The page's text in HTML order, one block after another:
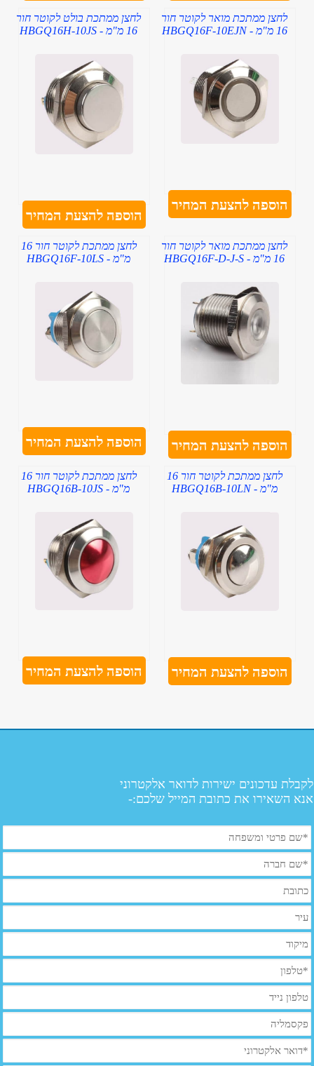
לחצן ממתכת מואר לקוטר חור
16 מ"מ - HBGQ16F-10EJN
הוספה להצעת המחיר
לחצן ממתכת בולט לקוטר חור
16 מ"מ - HBGQ16H-10JS
הוספה להצעת המחיר
לחצן ממתכת מואר לקוטר חור
16 מ"מ - HBGQ16F-D-J-S
הוספה להצעת המחיר
לחצן ממתכת לקוטר חור 16
מ"מ - HBGQ16F-10LS
הוספה להצעת המחיר
לחצן ממתכת לקוטר חור 16
מ"מ - HBGQ16B-10LN
הוספה להצעת המחיר
לחצן ממתכת לקוטר חור 16
מ"מ - HBGQ16B-10JS
הוספה להצעת המחיר
לקבלת עדכונים ישירות לדואר אלקטרוני
אנא השאירו את כתובת המייל שלכם:-